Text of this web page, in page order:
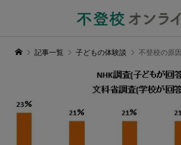
記事一覧 子どもの体験談 不登校の原因、本人と